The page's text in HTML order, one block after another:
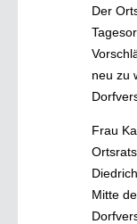
Der
neu zu
Frau
Mitte